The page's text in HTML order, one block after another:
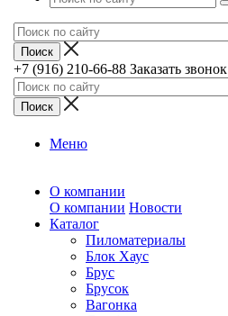
+7 (916) 210-66-88 Заказать звонок
Меню
О компании
О компании Новости
Каталог
Пиломатериалы
Блок Хаус
Брус
Брусок
Вагонка